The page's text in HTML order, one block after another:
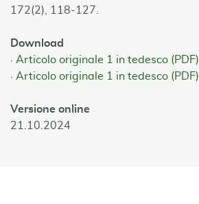
172(2), 118-127.
Download
Articolo originale 1 in tedesco (PDF)
Articolo originale 1 in tedesco (PDF)
Versione online
21.10.2024